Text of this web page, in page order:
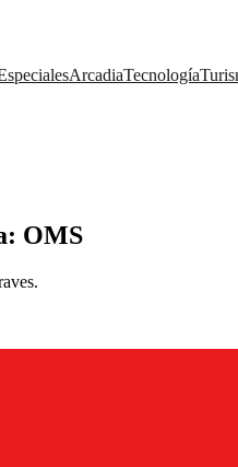
ArcadiaTecnología
OMS